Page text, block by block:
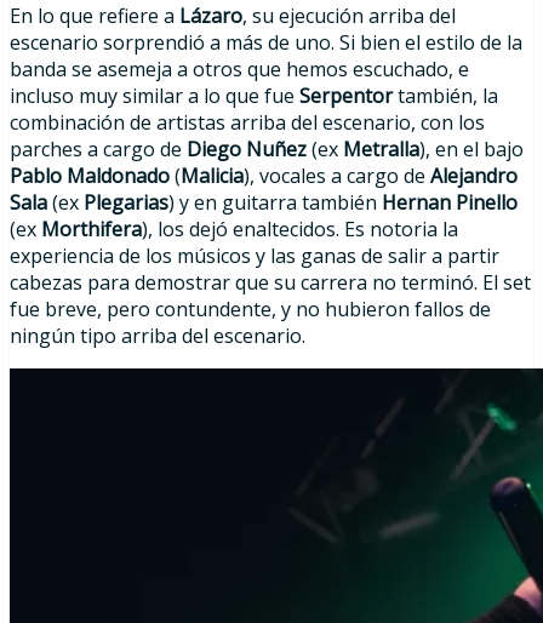
En lo que refiere a Lázaro, su ejecución arriba del
escenario sorprendió a más de uno. Si bien el estilo de la
banda se asemeja a otros que hemos escuchado, e
incluso muy similar a lo que fue Serpentortambién, la
combinación de artistas arriba del escenario, con los
parches a cargo de Diego Nuñez(ex Metralla), en el bajo
Pablo Maldonado(Malicia), vocales a cargo de Alejandro
Sala(ex Plegarias) y en guitarra también Hernan Pinello
(ex Morthifera), los dejó enaltecidos. Es notoria la
experiencia de los músicos y las ganas de salir a partir
cabezas para demostrar que su carrera no terminó. El set
fue breve, pero contundente, y no hubieron fallos de
ningún tipo arriba del escenario.